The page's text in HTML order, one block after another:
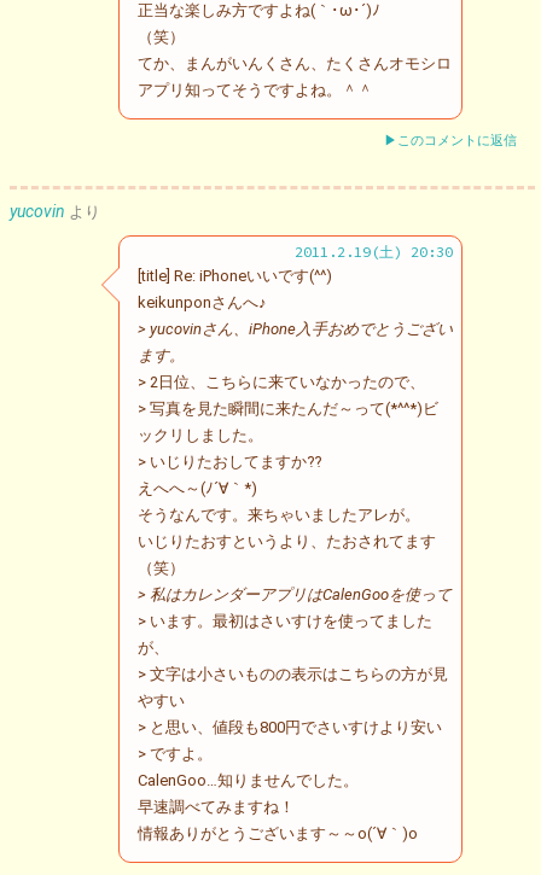
正当な楽しみ方ですよね(｀･ω･´)ﾉ
（笑）
てか、まんがいんくさん、たくさんオモシロ
アプリ知ってそうですよね。＾＾
▶このコメントに返信
yucovin より
2011.2.19(土) 20:30
[title] Re: iPhoneいいです(^^)
keikunponさんへ♪
> yucovinさん、iPhone入手おめでとうござい
ます。
> 2日位、こちらに来ていなかったので、
> 写真を見た瞬間に来たんだ～って(*^^*)ビ
ックリしました。
> いじりたおしてますか⁇
えへへ～(ﾉ´∀｀*)
そうなんです。来ちゃいましたアレが。
いじりたおすというより、たおされてます
（笑）
> 私はカレンダーアプリはCalenGooを使って
> います。最初はさいすけを使ってました
が、
> 文字は小さいものの表示はこちらの方が見
やすい
> と思い、値段も800円でさいすけより安い
> ですよ。
CalenGoo…知りませんでした。
早速調べてみますね！
情報ありがとうございます～～o(´∀｀)o